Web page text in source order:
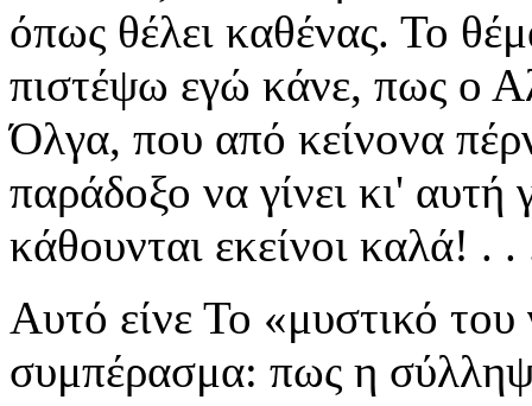
όπως θέλει καθένας. Το
πιστέψω εγώ κάνε, πως ο
Όλγα, που από κείνονα
παράδοξο να γίνει κι' αυτή
κάθουνται εκείνοι καλά! . .
Αυτό είνε Το «μυστικό
συμπέρασμα: πως η